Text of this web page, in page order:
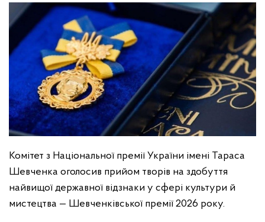
Комітет з Національної премії України імені Тараса
Шевченка оголосив прийом творів на здобуття
найвищої державної відзнаки у сфері культури й
мистецтва — Шевченківської премії 2026 року.